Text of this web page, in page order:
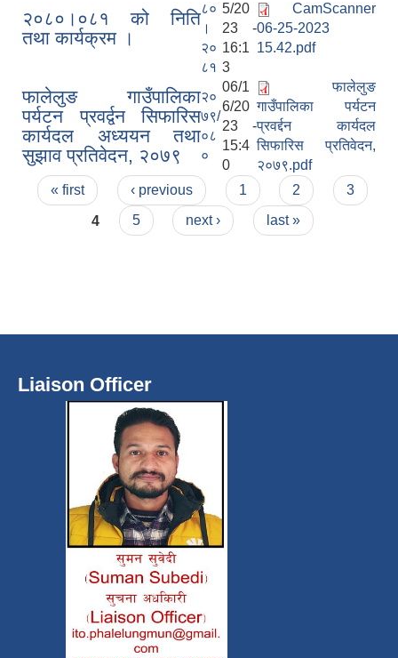
२०८०।०८१ को निति
तथा कार्यक्रम ।
८०
।
२०
८१
5/20
23 -
16:1
3
CamScanner
06-25-2023
15.42.pdf
फालेलुङ गाउँपालिका
पर्यटन प्रवर्द्वन सिफारिस
कार्यदल अध्ययन तथा
सुझाव प्रतिवेदन, २०७९
२०
७९/
०८
०
06/1
6/20
23 -
15:4
0
फालेलुङ
गाउँपालिका पर्यटन
प्रवर्द्दन कार्यदल
सिफारिस प्रतिवेदन,
२०७९.pdf
Pages
« first ‹ previous 1 2
3
4
5 next › last »
Liaison Officer